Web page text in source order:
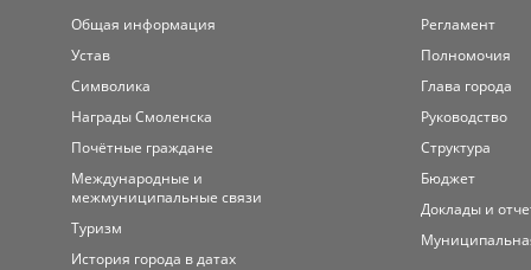
Общая информация
Устав
Символика
Награды Смоленска
Почётные граждане
Международные и
межмуниципальные связи
Туризм
История города в датах
Регламент
Полномочия
Глава города
Руководство
Структура
Бюджет
Доклады и